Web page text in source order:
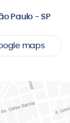
Paulo - SP
maps